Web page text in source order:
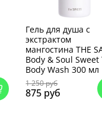
Гель для душа с
экстрактом
мангостина THE
Body & Soul Sweet
Body Wash 300 мл
1 250 руб
875 руб